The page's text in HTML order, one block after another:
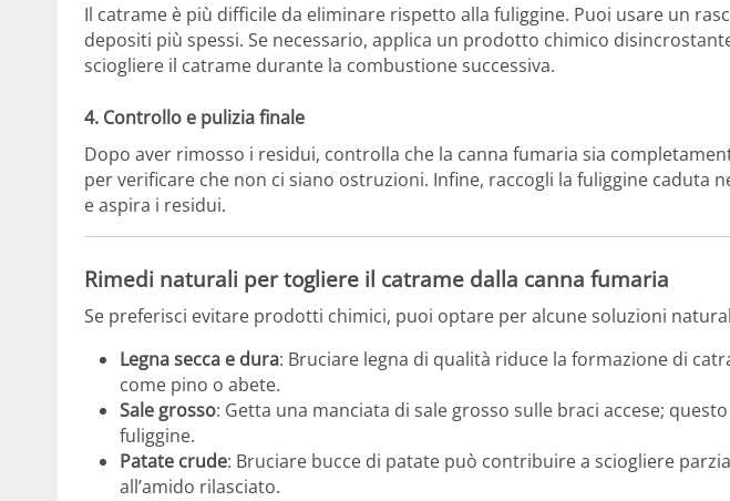
Il catrame è più difficile da eliminare rispetto alla fuliggine. Puoi usare un
depositi più spessi. Se necessario, applica un prodotto chimico
sciogliere il catrame durante la combustione successiva.
4. Controllo e pulizia finale
Dopo aver rimosso i residui, controlla che la canna fumaria sia
per verificare che non ci siano ostruzioni. Infine, raccogli la fuliggine caduta
e aspira i residui.
Rimedi naturali per togliere il catrame dalla canna fumaria
Se preferisci evitare prodotti chimici, puoi optare per alcune soluzioni
Legna secca e dura: Bruciare legna di qualità riduce la formazione di
come pino o abete.
Sale grosso: Getta una manciata di sale grosso sulle braci accese;
fuliggine.
Patate crude: Bruciare bucce di patate può contribuire a sciogliere
all’amido rilasciato.